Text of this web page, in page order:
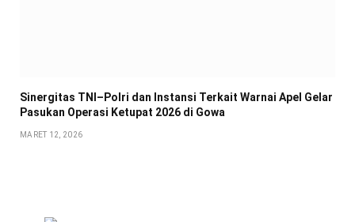
Sinergitas TNI–Polri dan Instansi Terkait Warnai Apel Gelar
Pasukan Operasi Ketupat 2026 di Gowa
MARET 12, 2026